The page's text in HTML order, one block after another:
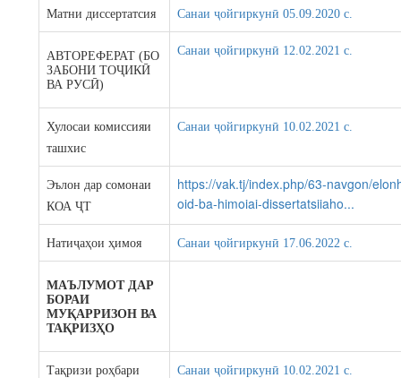
Матни диссертатсия Санаи ҷойгиркунӣ 05.09.2020 c.
АВТОРЕФЕРАТ (БО
ЗАБОНИ ТОҶИКӢ
ВА РУСӢ)
Санаи ҷойгиркунӣ 12.02.2021 c.
Хулосаи комиссияи
ташхис
Санаи ҷойгиркунӣ 10.02.2021 c.
Эълон дар сомонаи
КОА ҶТ
https://vak.tj/index.php/63-navgon/
oid-ba-himoiai-dissertatsiiaho...
Натиҷаҳои ҳимоя Санаи ҷойгиркунӣ 17.06.2022 c.
МАЪЛУМОТ ДАР
БОРАИ
МУҚАРРИЗОН ВА
ТАҚРИЗҲО
Тақризи роҳбари
Санаи ҷойгиркунӣ 10.02.2021 c.